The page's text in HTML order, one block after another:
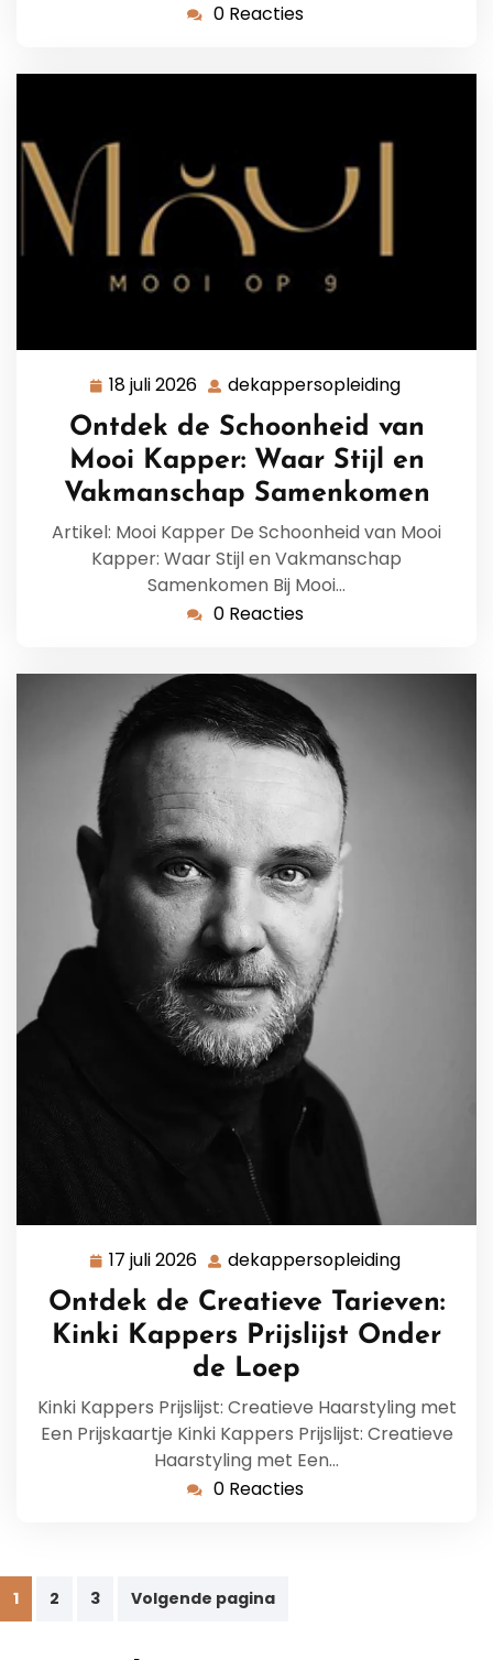
0 Reacties
18 juli 2026 18
2026
dekappersopleiding
Ontdek de Schoonheid van
Mooi Kapper: Waar Stijl en
Vakmanschap Samenkomen
Artikel: Mooi Kapper De Schoonheid van Mooi
Kapper: Waar Stijl en Vakmanschap
Samenkomen Bij Mooi…
0 Reacties
17 juli 2026 17
juli
2026
dekappersopleiding
Ontdek de Creatieve Tarieven:
Kinki Kappers Prijslijst Onder
de Loep
Kinki Kappers Prijslijst: Creatieve Haarstyling met
Een Prijskaartje Kinki Kappers Prijslijst: Creatieve
Haarstyling met Een…
0 Reacties
Berichtnavigatie
1 2 3 Volgende pagina